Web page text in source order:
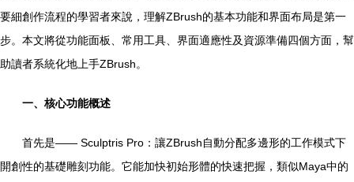
要細創作流程的學習者來說，理解ZBrush的基本功能和界面布局是第一
步。本文將從功能面板、常用工具、界面適應性及資源準備四個方面，幫
助讀者系統化地上手ZBrush。
一、核心功能概述
首先是—— Sculptris Pro：讓ZBrush自動分配多邊形的工作模式下
開創性的基礎雕刻功能。它能加快初始形體的快速把握，類似Maya中的